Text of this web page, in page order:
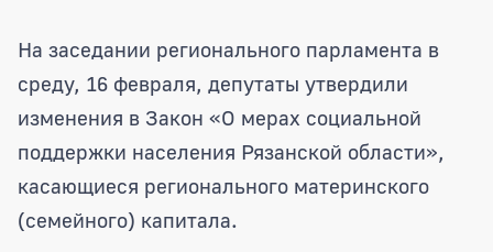
Областная Дума продлила срок
На заседании регионального парламента в
среду, 16 февраля, депутаты утвердили
изменения в Закон «О мерах социальной
поддержки населения Рязанской области»,
касающиеся регионального материнского
(семейного) капитала.